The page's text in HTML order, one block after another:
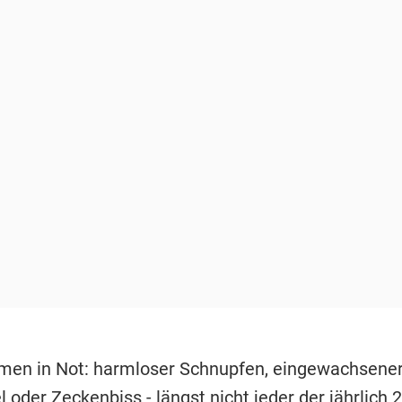
in Not: harmloser Schnupfen,